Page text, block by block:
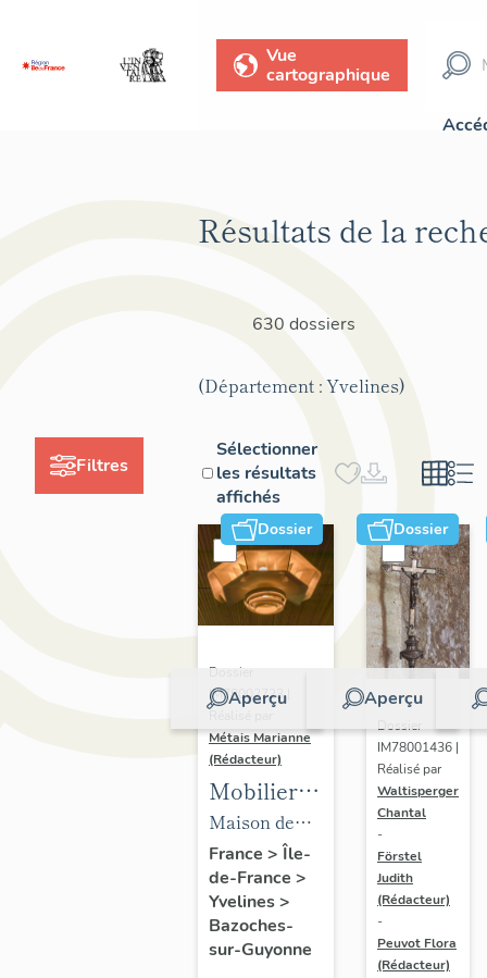
Vue
cartographique
Filtres
Résultats de la
630 dossiers
(Département : Yvelines)
Sélectionner
les résultats
affichés
Dossier
Aperçu
Dossier
IM78002723 |
Métais Marianne
(Rédacteur)
Mobilier
de la
maison
Louis
Carré
Maison de
villégiature
dite maison
Louis Carré
France > Île-
de-France >
Yvelines>
Bazoches-
sur-Guyonne
Dossier
Aperçu
Dossier
IM78001436 |
Réalisé par
Waltisperger
Chantal
-
Förstel
Judith
(Rédacteur)
-
Peuvot Flora
(Rédacteur)